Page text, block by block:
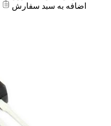
اضافه به سبد سفارش